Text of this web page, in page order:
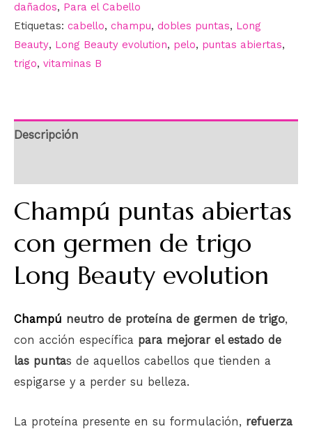
dañados, Para el Cabello
Etiquetas: cabello, champu, dobles puntas, Long
Beauty, Long Beauty evolution, pelo, puntas abiertas,
trigo, vitaminas B
Descripción
Champú puntas abiertas
con germen de trigo
Long Beauty evolution
Champú neutro de proteína de germen de trigo,
con acción específica para mejorar el estado de
las puntas de aquellos cabellos que tienden a
espigarse y a perder su belleza.
La proteína presente en su formulación, refuerza